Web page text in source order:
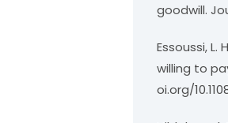
goodwill.
Essoussi,
willing to
oi.org/